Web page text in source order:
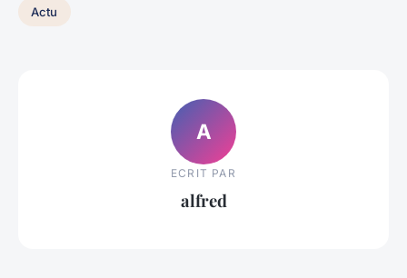
Actu
A
ECRIT PAR
alfred